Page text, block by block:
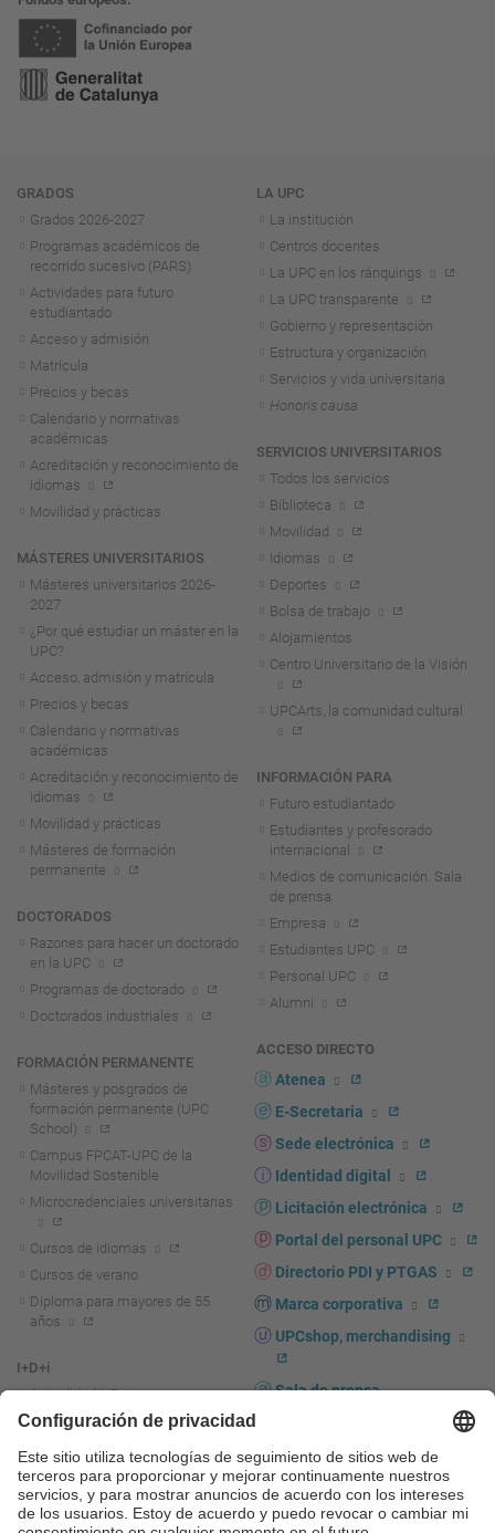
Navegación
GRADOS
Grados 2026-2027
Programas académicos de
recorrido sucesivo (PARS)
Actividades para futuro
estudiantado
Acceso y admisión
Matrícula
Precios y becas
Calendario y normativas
académicas
Acreditación y reconocimiento de
idiomas
Movilidad y prácticas
MÁSTERES UNIVERSITARIOS
Másteres universitarios 2026-
2027
¿Por qué estudiar un máster en la
UPC?
Acceso, admisión y matrícula
Precios y becas
Calendario y normativas
académicas
Acreditación y reconocimiento de
idiomas
Movilidad y prácticas
Másteres de formación
permanente
DOCTORADOS
Razones para hacer un doctorado
en la UPC
Programas de doctorado
Doctorados industriales
FORMACIÓN PERMANENTE
Másteres y posgrados de
formación permanente (UPC
School)
Campus FPCAT-UPC de la
Movilidad Sostenible
Microcredenciales universitarias
Cursos de idiomas
Cursos de verano
Diploma para mayores de 55
años
I+D+i
Actualidad I+D+I
La investigación en la UPC
Fomento y apoyo a la
investigación
La transferencia, el
emprendimiento y la innovación
LA UPC
La institución
Centros docentes
La UPC en los ránquings
La UPC transparente
Gobierno y representación
Estructura y organización
Servicios y vida universitaria
Honoris causa
SERVICIOS UNIVERSITARIOS
Todos los servicios
Biblioteca
Movilidad
Idiomas
Deportes
Bolsa de trabajo
Alojamientos
Centro Universitario de la Visión
UPCArts, la comunidad cultural
INFORMACIÓN PARA
Futuro estudiantado
Estudiantes y profesorado
internacional
Medios de comunicación. Sala
de prensa
Empresa
Estudiantes UPC
Personal UPC
Alumni
ACCESO DIRECTO
Atenea
E-Secretaria
Sede electrónica
Identidad digital
Licitación electrónica
Portal del personal UPC
Directorio PDI y PTGAS
Marca corporativa
UPCshop, merchandising
Sala de prensa